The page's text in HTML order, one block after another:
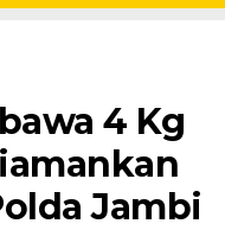
4 Kg
Jambi